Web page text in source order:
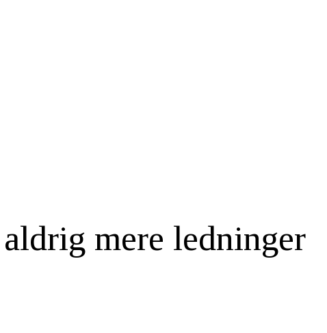
mere ledninger